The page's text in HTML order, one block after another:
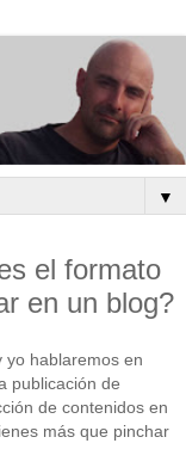
▼
el formato
en un blog?
yo hablaremos en
publicación de
de contenidos en
más que pinchar